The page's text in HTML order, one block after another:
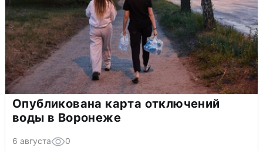
Опубликована карта отключений
воды в Воронеже
6 августа 0